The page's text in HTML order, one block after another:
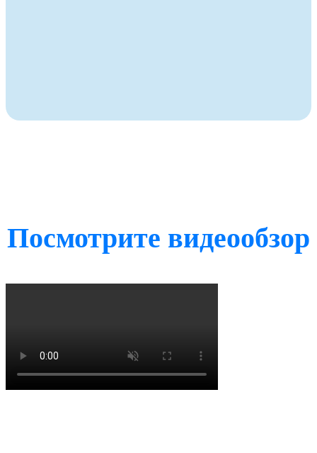
Посмотрите видеообзор